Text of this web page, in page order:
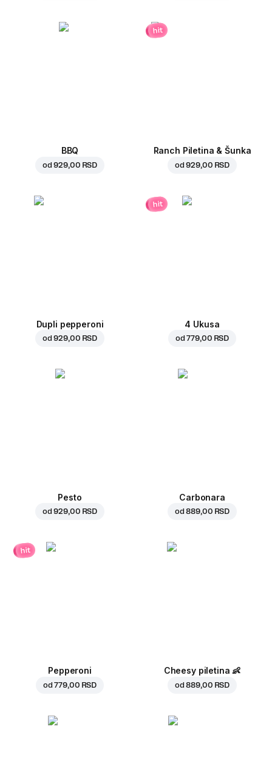
BBQ
od929,00 RSD
hit
Ranch Piletina & Šunka
od929,00 RSD
Dupli pepperoni
od929,00 RSD
hit
4 Ukusa
od779,00 RSD
Pesto
od929,00 RSD
Carbonara
od889,00 RSD
hit
Pepperoni
od779,00 RSD
Cheesy piletina 👶
od889,00 RSD